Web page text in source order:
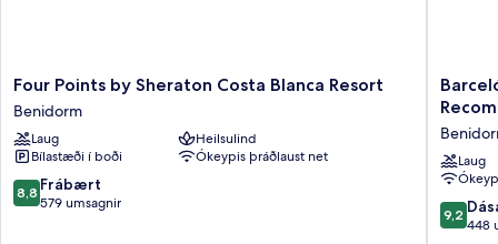
Four
Points
by
Sheraton
Costa
Blanca
Resort
Four Points by Sheraton Costa Blanca Resort
Benidorm
Laug
Heilsulind
Bílastæði í boði
Ókeypis þráðlaust net
8.8
af
8,8 Frábært
579 umsagnir
Barceló
-
Adults
Centro
Laug
9.2
af
9,2
448